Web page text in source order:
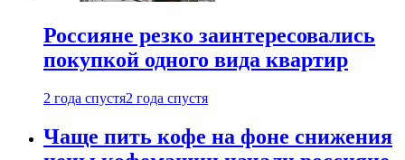
Россияне резко заинтересовались
покупкой одного вида квартир
2 года спустя2 года спустя
Чаще пить кофе на фоне снижения